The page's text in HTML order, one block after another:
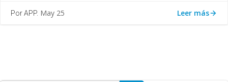
Por APP. May 25 Leer más